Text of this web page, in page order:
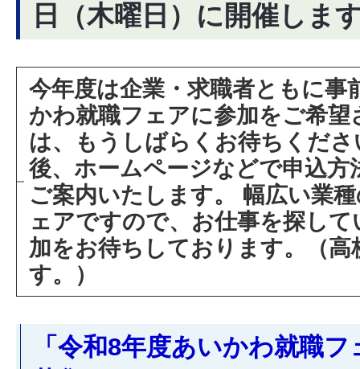
日（木曜日）に開催しま
今年度は企業・求職者ともに事
かわ就職フェアに参加をご希望
は、もうしばらくお待ちくだ
後、ホームページなどで申込方
ご案内いたします。 幅広い業
ェアですので、お仕事を探し
加をお待ちしております。（高
す。）
「令和8年度あいかわ就職